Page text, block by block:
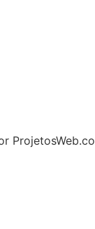
ProjetosWeb.co